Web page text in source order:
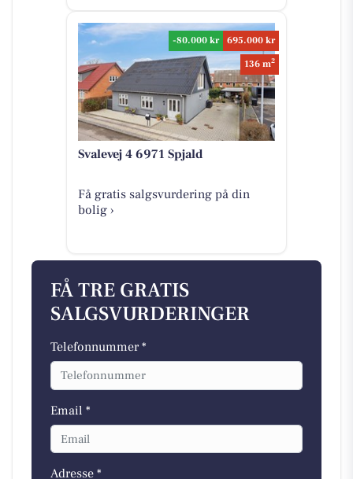
-80.000 kr
695.000 kr
136 m2
Svalevej 4 6971 Spjald
Få gratis salgsvurdering på din
bolig ›
FÅ TRE GRATIS
SALGSVURDERINGER
Telefonnummer *
Email *
Adresse *